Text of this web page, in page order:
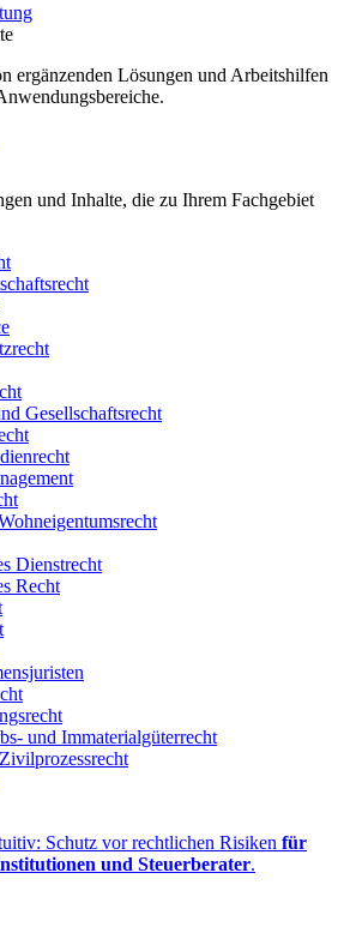
ergänzenden Lösungen und Arbeitshilfen
und Inhalte, die zu Ihrem Fachgebiet
Gesellschaftsrecht
Dienstrecht
Recht
und Immaterialgüterrecht
Schutz vor rechtlichen Risiken für
und Steuerberater.